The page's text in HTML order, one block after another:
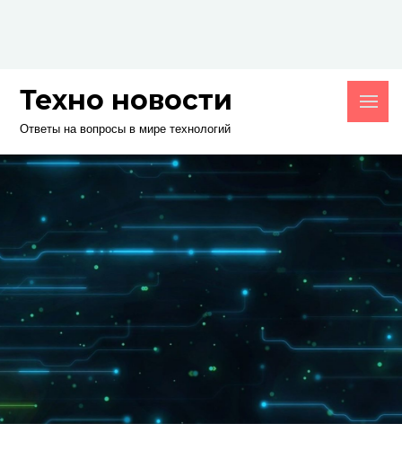
Техно новости
Ответы на вопросы в мире технологий